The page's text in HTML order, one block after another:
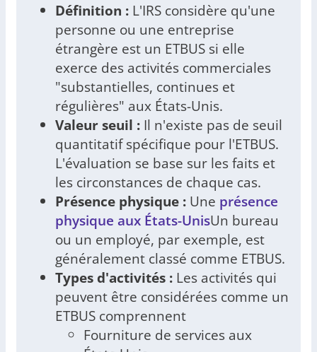
Définition : L'IRS considère qu'une
personne ou une entreprise
étrangère est un ETBUS si elle
exerce des activités commerciales
"substantielles, continues et
régulières" aux États-Unis.
Valeur seuil : Il n'existe pas de seuil
quantitatif spécifique pour l'ETBUS.
L'évaluation se base sur les faits et
les circonstances de chaque cas.
Présence physique : Une présence
physique aux États-UnisUn bureau
ou un employé, par exemple, est
généralement classé comme ETBUS.
Types d'activités : Les activités qui
peuvent être considérées comme un
ETBUS comprennent
Fourniture de services aux